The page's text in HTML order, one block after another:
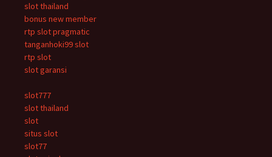
slot thailand
bonus new member
rtp slot pragmatic
tanganhoki99 slot
rtp slot
slot garansi
slot777
slot thailand
slot
situs slot
slot77